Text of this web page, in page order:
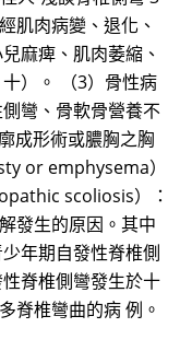
肌肉病變、退化、
麻痺、肌肉萎縮、
）。 （3）骨性病
彎、骨軟骨營養不
成形術或膿胸之胸
or emphysema）
scoliosis）：
發生的原因。其中
年期自發性脊椎側
脊椎側彎發生於十
脊椎彎曲的病 例。